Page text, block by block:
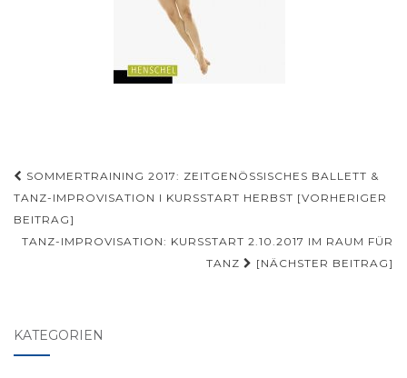
Beitragsnavigation
SOMMERTRAINING 2017: ZEITGENÖSSISCHES BALLETT &
TANZ-IMPROVISATION I KURSSTART HERBST [VORHERIGER
BEITRAG]
TANZ-IMPROVISATION: KURSSTART 2.10.2017 IM RAUM FÜR
TANZ
[NÄCHSTER BEITRAG]
KATEGORIEN